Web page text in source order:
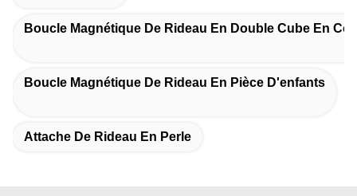
Boucle Magnétique De Rideau En Double Cube En
Boucle Magnétique De Rideau En Pièce D'enfants
Attache De Rideau En Perle